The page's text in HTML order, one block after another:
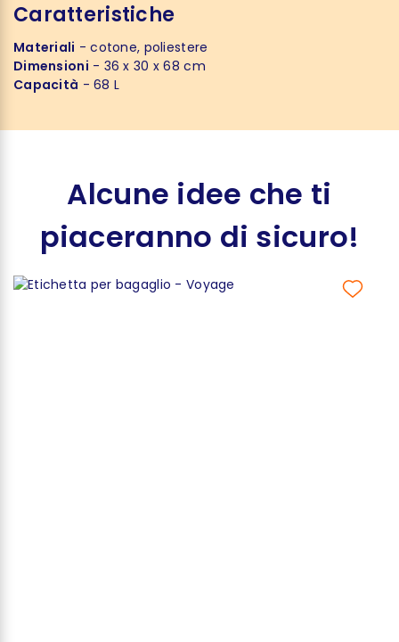
Caratteristiche
Materiali - cotone, poliestere
Dimensioni - 36 x 30 x 68 cm
Capacità - 68 L
Alcune idee che ti
piaceranno di sicuro!